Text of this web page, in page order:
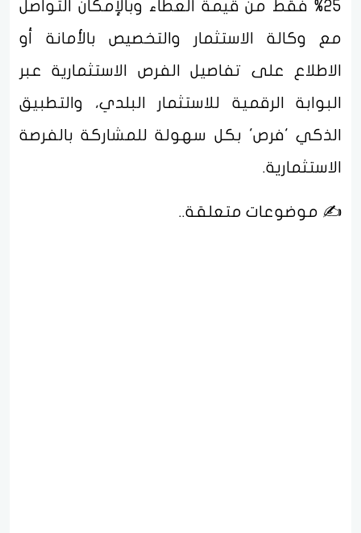
25% فقط من قيمة العطاء وبالإمكان التواصل
مع وكالة الاستثمار والتخصيص بالأمانة أو
الاطلاع على تفاصيل الفرص الاستثمارية عبر
البوابة الرقمية للاستثمار البلدي، والتطبيق
الذكي 'فرص' بكل سهولة للمشاركة بالفرصة
الاستثمارية.
✍️ موضوعات متعلقة..